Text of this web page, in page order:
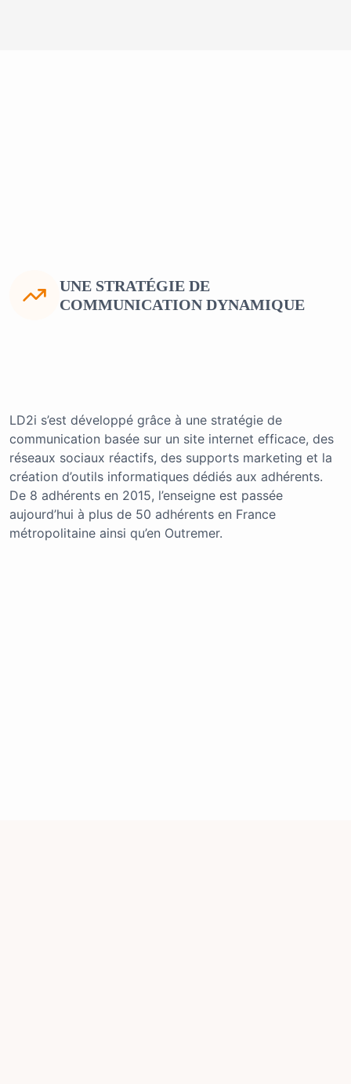
UNE STRATÉGIE DE
COMMUNICATION DYNAMIQUE
LD2i s’est développé grâce à une stratégie de
communication basée sur un site internet efficace, des
réseaux sociaux réactifs, des supports marketing et la
création d’outils informatiques dédiés aux adhérents.
De 8 adhérents en 2015, l’enseigne est passée
aujourd’hui à plus de 50 adhérents en France
métropolitaine ainsi qu’en Outremer.